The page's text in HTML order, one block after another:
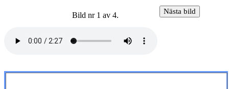
Bild nr 1 av 4.